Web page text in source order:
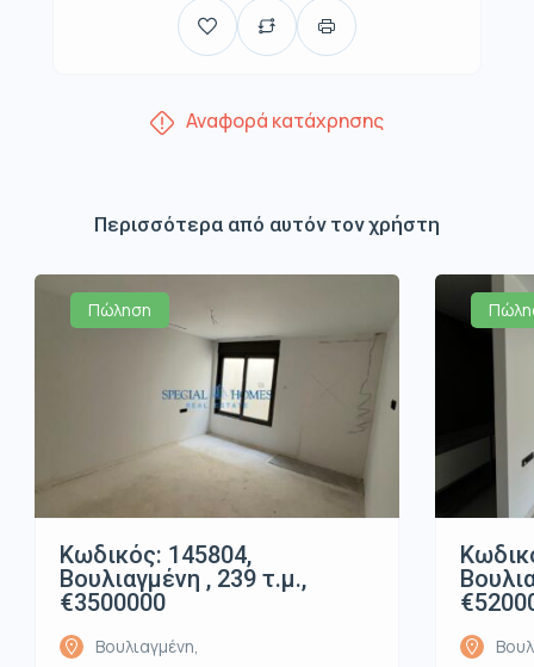
Αναφορά κατάχρησης
Περισσότερα από αυτόν τον χρήστη
Πώληση
Κωδικός: 145804,
Βουλιαγμένη , 239 τ.μ.,
€3500000
Βουλιαγμένη,